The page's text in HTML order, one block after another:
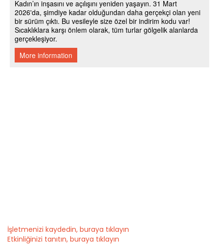
İşletmenizi kaydedin, buraya tıklayın
Etkinliğinizi tanıtın, buraya tıklayın